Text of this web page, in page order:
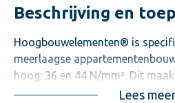
Beschrijving en
Hoogbouwelementen® is
meerlaagse
hoog: 36 en 44 N/mm². Dit
bouwlagen mogelijk. DeLees